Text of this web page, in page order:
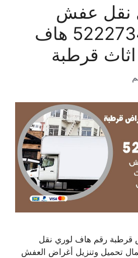
نقل عفش
قرطبة 52227344 هاف
قرطبة
رقم هاف لوري نقل
تحميل وتنزيل أغراض العفش